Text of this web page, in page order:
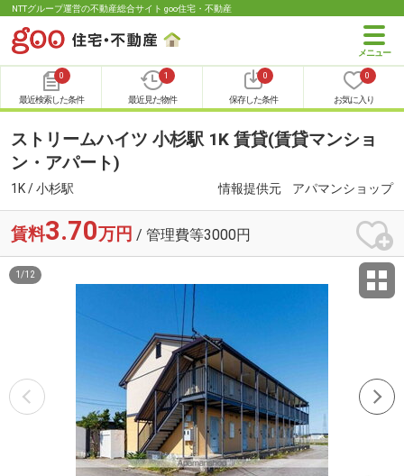
NTTグループ運営の不動産総合サイト goo住宅・不動産
0
最近検索した条件
1
最近見た物件
0
保存した条件
0
お気に入り
ストリームハイツ 小杉駅 1K 賃貸(賃貸マンショ
ン・アパート)
1K / 小杉駅 情報提供元 アパマンショップ
賃料3.70万円 / 管理費等3000円
1 /12